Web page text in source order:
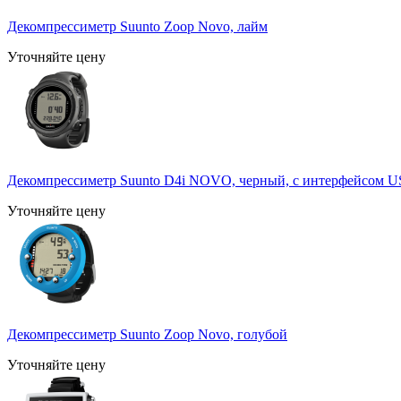
Декомпрессиметр Suunto Zoop Novo, лайм
Уточняйте цену
Декомпрессиметр Suunto D4i NOVO, черный, с интерфейсом
Уточняйте цену
Декомпрессиметр Suunto Zoop Novo, голубой
Уточняйте цену